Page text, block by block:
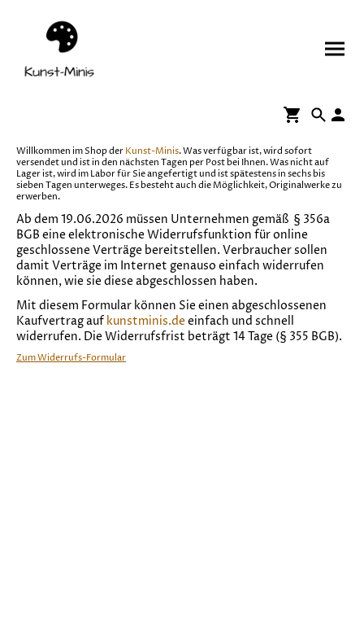
Willkommen im Shop der Kunst-Minis. Was verfügbar ist, wird sofort
versendet und ist in den nächsten Tagen per Post bei Ihnen. Was nicht auf
Lager ist, wird im Labor für Sie angefertigt und ist spätestens in sechs bis
sieben Tagen unterweges. Es besteht auch die Möglichkeit, Originalwerke zu
erwerben.
Ab dem 19.06.2026 müssen Unternehmen gemäß § 356a
BGB eine elektronische Widerrufsfunktion für online
geschlossene Verträge bereitstellen. Verbraucher sollen
damit Verträge im Internet genauso einfach widerrufen
können, wie sie diese abgeschlossen haben.
Mit diesem Formular können Sie einen abgeschlossenen
Kaufvertrag auf kunstminis.deeinfach und schnell
widerrufen. Die Widerrufsfrist beträgt 14 Tage (§ 355 BGB).
Zum Widerrufs-Formular